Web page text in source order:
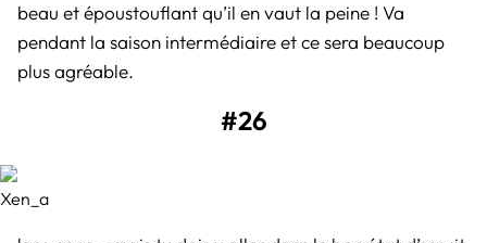
beau et époustouflant qu’il en vaut la peine ! Va
pendant la saison intermédiaire et ce sera beaucoup
plus agréable.
#26
Xen_a